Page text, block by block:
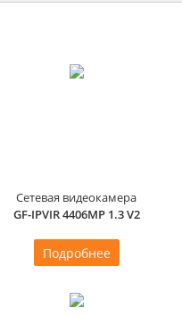
Сетевая видеокамера
GF-IPVIR 4406MP 1.3 V2
Подробнее